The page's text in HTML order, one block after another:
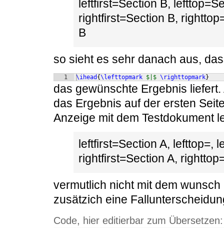
leftfirst=Section B,
rightfirst=Section B,
B
so sieht es sehr danach aus,
1 \ihead {\lefttopmark $|$ \righttopmark}
das gewünschte Ergebnis
das Ergebnis auf der ersten
Anzeige mit dem Testdokument
leftfirst=Section A, lefttop=,
rightfirst=Section A,
vermutlich nicht mit dem
zusätzich eine
Code, hier editierbar zum Übersetzen: